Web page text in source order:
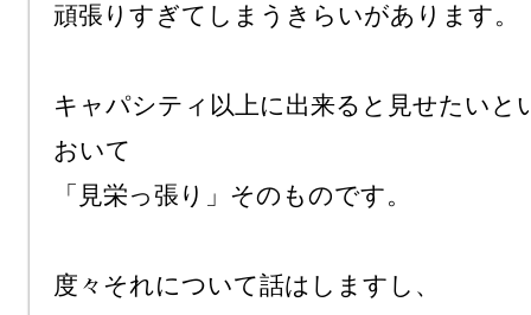
頑張りすぎてしまうきらいがあります。
キャパシティ以上に出来ると見せたいと
おいて
「見栄っ張り」そのものです。
度々それについて話はしますし、